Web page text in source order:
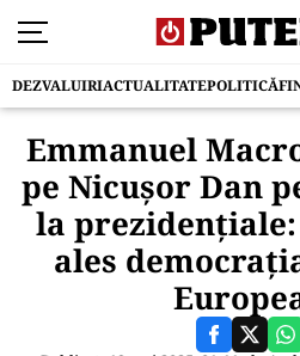
DEZVALUIRIACTUALITATEPOLITICĂ
Emmanuel
pe Nicușor Dan
la
ales